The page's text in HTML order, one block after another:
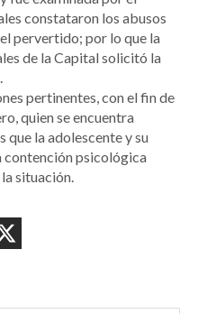
constataron los abusos
pervertido; por lo que la
de la Capital solicitó la
pertinentes, con el fin de
quien se encuentra
la adolescente y su
contención psicológica
situación.